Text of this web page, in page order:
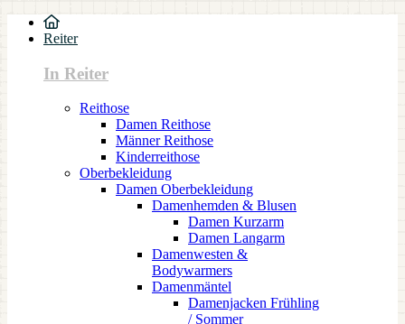
Reiter
In Reiter
Reithose
Damen Reithose
Männer Reithose
Kinderreithose
Oberbekleidung
Damen Oberbekleidung
Damenhemden & Blusen
Damen Kurzarm
Damen Langarm
Damenwesten &
Bodywarmers
Damenmäntel
Damenjacken Frühling
/ Sommer